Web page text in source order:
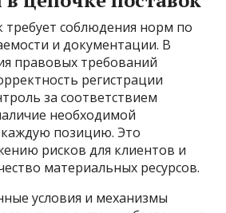
требует соблюдения норм по
и документации. В
правовых требований
регистрации
за соответствием
необходимой
позицию. Это
рисков для клиентов и
материальных ресурсов.
условия и механизмы